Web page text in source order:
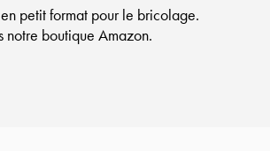
petit format pour le bricolage.
notre boutique Amazon.